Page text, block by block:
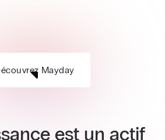
Mayday
est un actif